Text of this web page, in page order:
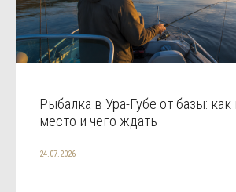
Рыбалка в Ура-Губе от базы:
место и чего ждать
24.07.2026